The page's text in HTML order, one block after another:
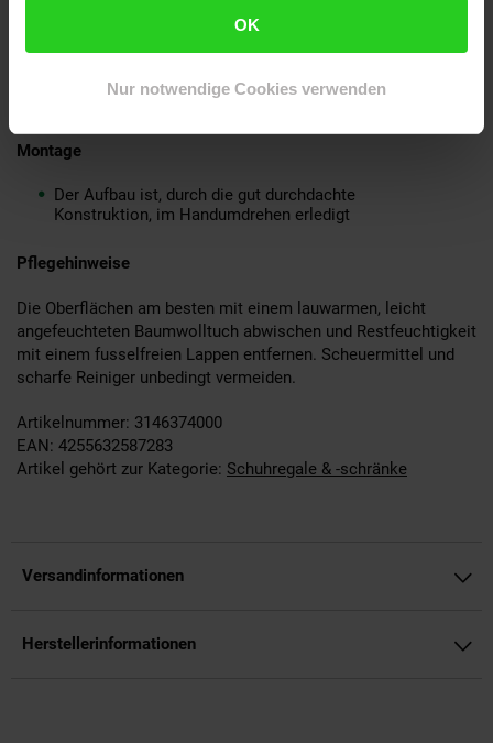
OK
Nur notwendige Cookies verwenden
Montagematerial und Anleitung liegen der Lieferung bei
Montage
Der Aufbau ist, durch die gut durchdachte
Konstruktion, im Handumdrehen erledigt
Pflegehinweise
Die Oberflächen am besten mit einem lauwarmen, leicht
angefeuchteten Baumwolltuch abwischen und Restfeuchtigkeit
mit einem fusselfreien Lappen entfernen. Scheuermittel und
scharfe Reiniger unbedingt vermeiden.
Artikelnummer: 3146374000
EAN: 4255632587283
Artikel gehört zur Kategorie: Schuhregale & -schränke
Versandinformationen
Herstellerinformationen